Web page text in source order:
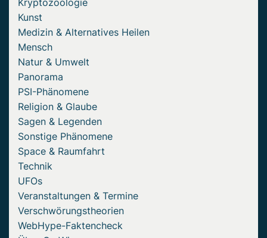
Kryptozoologie
Kunst
Medizin & Alternatives Heilen
Mensch
Natur & Umwelt
Panorama
PSI-Phänomene
Religion & Glaube
Sagen & Legenden
Sonstige Phänomene
Space & Raumfahrt
Technik
UFOs
Veranstaltungen & Termine
Verschwörungstheorien
WebHype-Faktencheck